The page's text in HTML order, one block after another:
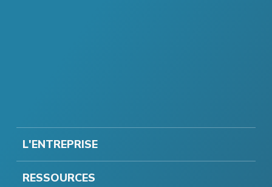
L'ENTREPRISE
RESSOURCES